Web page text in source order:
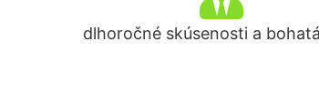
dlhoročné skúsenosti a